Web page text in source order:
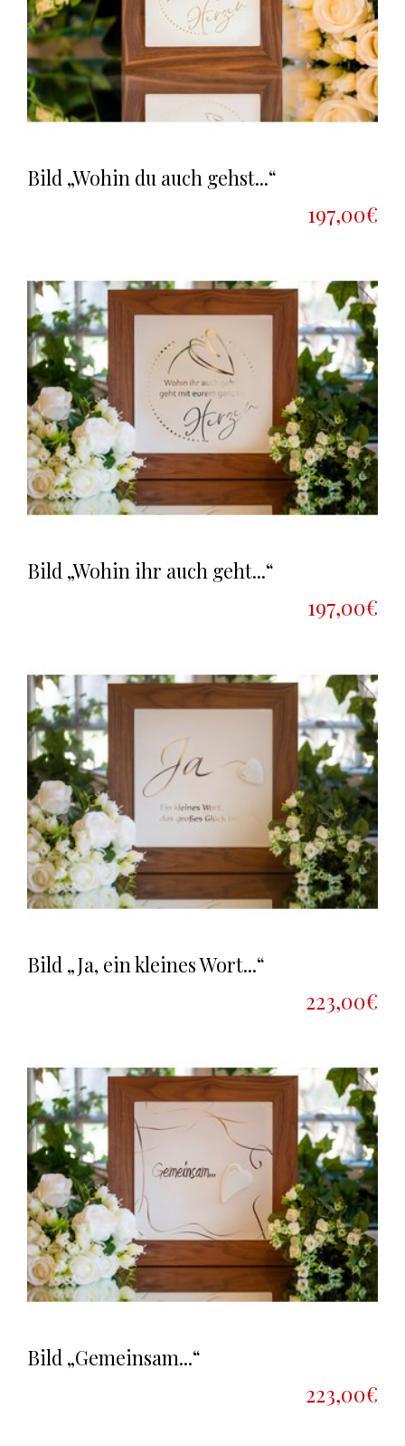
Bild „Wohin du auch gehst...“
197,00€
Bild „Wohin ihr auch geht...“
197,00€
Bild „Ja, ein kleines Wort...“
223,00€
Bild „Gemeinsam...“
223,00€